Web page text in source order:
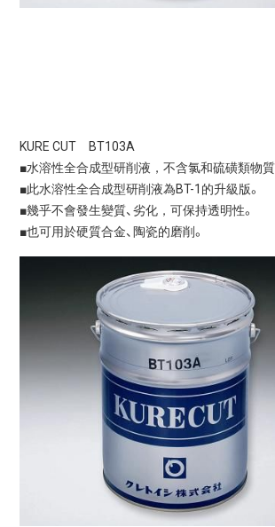
KURE CUT BT103A
■水溶性全合成型研削液，不含氯和硫磺類物質
■此水溶性全合成型研削液為BT-1的升級版。
■幾乎不會發生變質、劣化，可保持透明性。
■也可用於硬質合金、陶瓷的磨削。